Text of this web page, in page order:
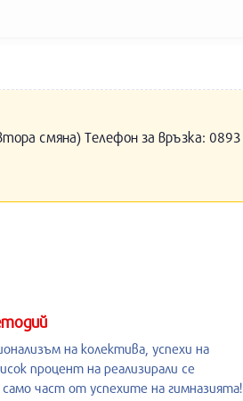
смяна) Телефон за връзка: 0893
на колектива, успехи на
процент на реализирали се
само част от успехите на гимназията!